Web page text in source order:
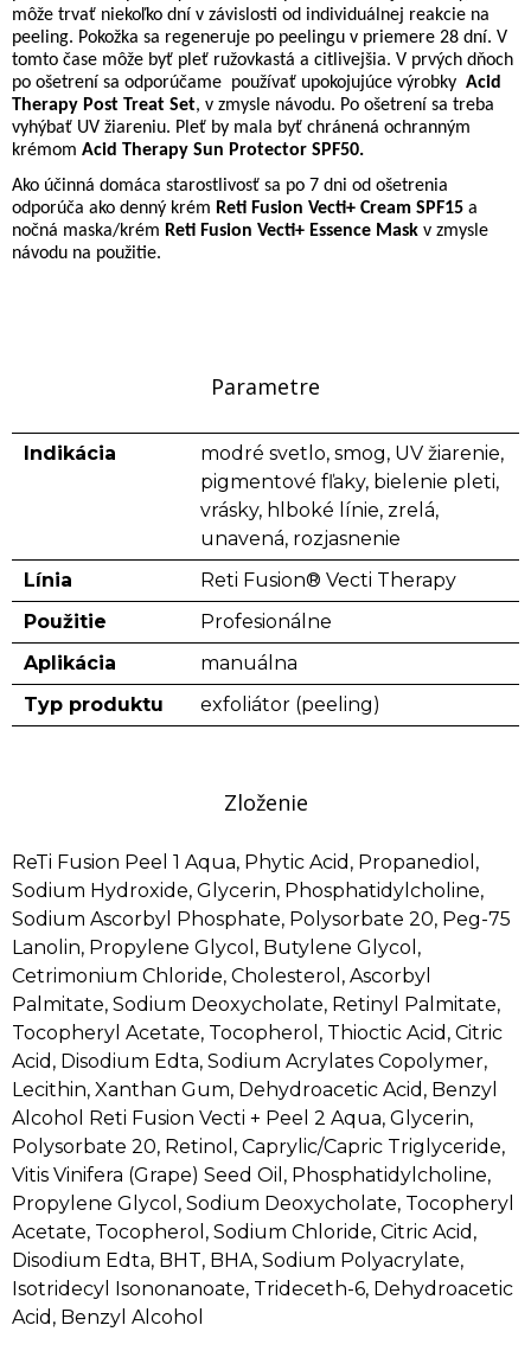
môže trvať niekoľko dní v závislosti od individuálnej reakcie na
peeling. Pokožka sa regeneruje po peelingu v priemere 28 dní. V
tomto čase môže byť pleť ružovkastá a citlivejšia. V prvých dňoch
po ošetrení sa odporúčame používať upokojujúce výrobky Acid
Therapy Post Treat Set, v zmysle návodu. Po ošetrení sa treba
vyhýbať UV žiareniu. Pleť by mala byť chránená ochranným
krémom Acid Therapy Sun Protector SPF50.
Ako účinná domáca starostlivosť sa po 7 dni od ošetrenia
odporúča ako denný krém Reti Fusion Vecti+ Cream SPF15 a
nočná maska/krém Reti Fusion Vecti+ Essence Mask v zmysle
návodu na použitie.
Parametre
Indikácia
modré svetlo, smog, UV žiarenie,
pigmentové fľaky, bielenie pleti,
vrásky, hlboké línie, zrelá,
unavená, rozjasnenie
Línia
Reti Fusion® Vecti Therapy
Použitie
Profesionálne
Aplikácia
manuálna
Typ produktu
exfoliátor (peeling)
Zloženie
ReTi Fusion Peel 1 Aqua, Phytic Acid, Propanediol,
Sodium Hydroxide, Glycerin, Phosphatidylcholine,
Sodium Ascorbyl Phosphate, Polysorbate 20, Peg-75
Lanolin, Propylene Glycol, Butylene Glycol,
Cetrimonium Chloride, Cholesterol, Ascorbyl
Palmitate, Sodium Deoxycholate, Retinyl Palmitate,
Tocopheryl Acetate, Tocopherol, Thioctic Acid, Citric
Acid, Disodium Edta, Sodium Acrylates Copolymer,
Lecithin, Xanthan Gum, Dehydroacetic Acid, Benzyl
Alcohol Reti Fusion Vecti + Peel 2 Aqua, Glycerin,
Polysorbate 20, Retinol, Caprylic/Capric Triglyceride,
Vitis Vinifera (Grape) Seed Oil, Phosphatidylcholine,
Propylene Glycol, Sodium Deoxycholate, Tocopheryl
Acetate, Tocopherol, Sodium Chloride, Citric Acid,
Disodium Edta, BHT, BHA, Sodium Polyacrylate,
Isotridecyl Isononanoate, Trideceth-6, Dehydroacetic
Acid, Benzyl Alcohol